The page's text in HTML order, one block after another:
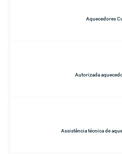
Aquecedores
Autorizada
Assistência técnica de